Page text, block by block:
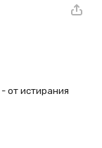
от истирания